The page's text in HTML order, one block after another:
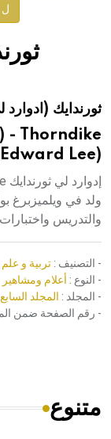
صدور
إعلان..
هيئة
ل
ثورندايك (ادوارد
- Thorndike
Lee)-)
ولد في ويلميزبرغ
والتدريس
- التصنيف : تربية و
- النوع : أعلام ومشاهير
- المجلد : المجلد السابع،
- رقم الصفحة ضمن
متنوع